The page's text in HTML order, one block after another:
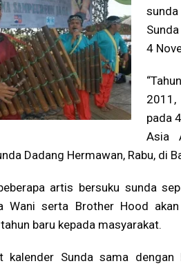
4
2011,
pada
Asia
Dadang Hermawan, Rabu, di
artis bersuku sunda
Wani serta Brother Hood
baru kepada masyarakat.
kalender Sunda sama